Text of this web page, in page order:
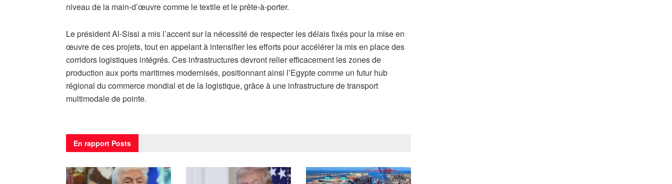
niveau de la main-d’œuvre comme le textile et le prête-à-porter.
Le président Al-Sissi a mis l’accent sur la nécessité de respecter les délais fixés pour la mise en
œuvre de ces projets, tout en appelant à intensifier les efforts pour accélérer la mis en place des
corridors logistiques intégrés. Ces infrastructures devront relier efficacement les zones de
production aux ports maritimes modernisés, positionnant ainsi l’Egypte comme un futur hub
régional du commerce mondial et de la logistique, grâce à une infrastructure de transport
multimodale de pointe.
En rapport Posts